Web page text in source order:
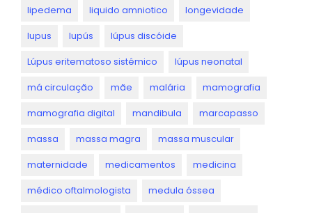
lipedema liquido amniotico longevidade
lupus lupús lúpus discóide
Lúpus eritematoso sistêmico lúpus neonatal
má circulação mãe malária mamografia
mamografia digital mandibula marcapasso
massa massa magra massa muscular
maternidade medicamentos medicina
médico oftalmologista medula óssea